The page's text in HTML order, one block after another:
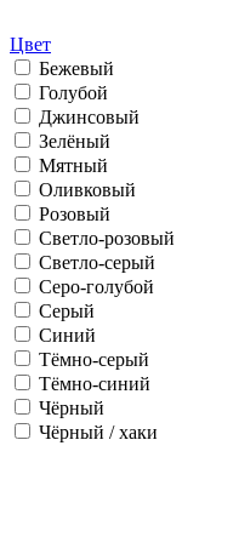
Цвет
Бежевый
Голубой
Джинсовый
Зелёный
Мятный
Оливковый
Розовый
Светло-розовый
Светло-серый
Серо-голубой
Серый
Синий
Тёмно-серый
Тёмно-синий
Чёрный
Чёрный / хаки